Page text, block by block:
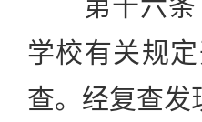
学校有关规
查。经复查发